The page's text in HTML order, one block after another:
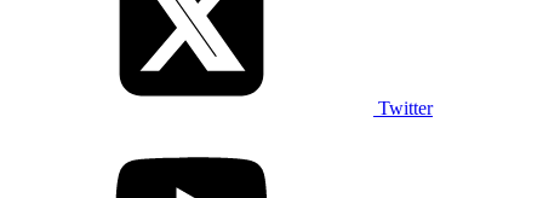
Twitter